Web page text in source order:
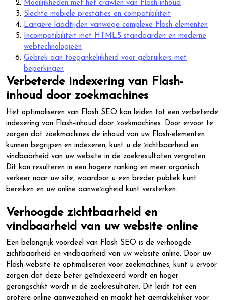
Moeilijkheden met het crawlen van Flash-inhoud
Slechte mobiele prestaties en compatibiliteit
Langere laadtijden vanwege complexe Flash-elementen
Incompatibiliteit met HTML5-standaarden en moderne
webtechnologieën
Gebrek aan toegankelijkheid voor gebruikers met
beperkingen
Verbeterde indexering van Flash-
inhoud door zoekmachines
Het optimaliseren van Flash SEO kan leiden tot een verbeterde
indexering van Flash-inhoud door zoekmachines. Door ervoor te
zorgen dat zoekmachines de inhoud van uw Flash-elementen
kunnen begrijpen en indexeren, kunt u de zichtbaarheid en
vindbaarheid van uw website in de zoekresultaten vergroten.
Dit kan resulteren in een hogere ranking en meer organisch
verkeer naar uw site, waardoor u een breder publiek kunt
bereiken en uw online aanwezigheid kunt versterken.
Verhoogde zichtbaarheid en
vindbaarheid van uw website online
Een belangrijk voordeel van Flash SEO is de verhoogde
zichtbaarheid en vindbaarheid van uw website online. Door uw
Flash-website te optimaliseren voor zoekmachines, kunt u ervoor
zorgen dat deze beter geïndexeerd wordt en hoger
gerangschikt wordt in de zoekresultaten. Dit leidt tot een
grotere online aanwezigheid en maakt het gemakkelijker voor